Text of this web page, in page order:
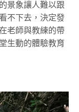
景象讓人難以跟
不下去，決定發
老師與教練的帶
生動的體驗教育